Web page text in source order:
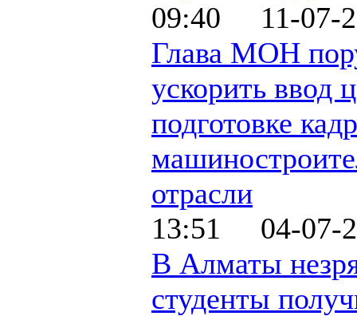
09:40 11-07-
Глава МОН
ускорить ввод
подготовке
отрасли
13:51 04-07-
В Алматы
студенты